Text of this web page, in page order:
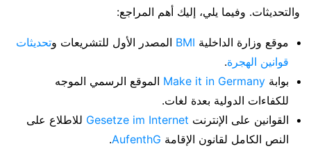
والتحديثات. وفيما يلي، إليك أهم المراجع:
موقع وزارة الداخلية BMI المصدر الأول للتشريعات وتحديثات
قوانين الهجرة.
بوابة Make it in Germany الموقع الرسمي الموجه
للكفاءات الدولية بعدة لغات.
القوانين على الإنترنت Gesetze im Internet للاطلاع على
النص الكامل لقانون الإقامة AufenthG
.